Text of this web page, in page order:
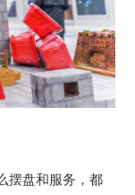
摆盘和服务，都